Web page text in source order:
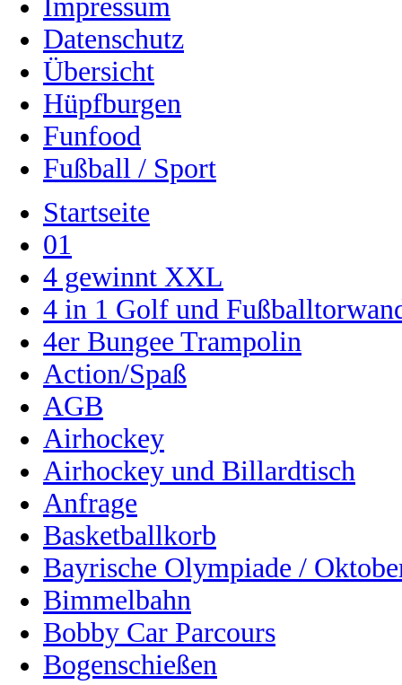
Impressum
Datenschutz
Übersicht
Hüpfburgen
Funfood
Fußball / Sport
Startseite
01
4 gewinnt XXL
4 in 1 Golf und
4er Bungee Trampolin
Action/Spaß
AGB
Airhockey
Airhockey und Billardtisch
Anfrage
Basketballkorb
Bayrische Olympiade /
Bimmelbahn
Bobby Car Parcours
Bogenschießen